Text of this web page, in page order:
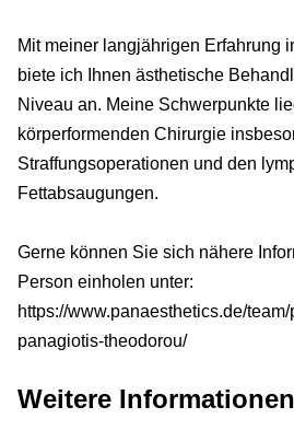
Mit meiner langjährigen Erfahrung
biete ich Ihnen ästhetische
Niveau an. Meine Schwerpunkte
körperformenden Chirurgie
Straffungsoperationen und den
Fettabsaugungen.
Gerne können Sie sich nähere
Person einholen unter:
https://www.panaesthetics.de/
panagiotis-theodorou/
Weitere Informationen